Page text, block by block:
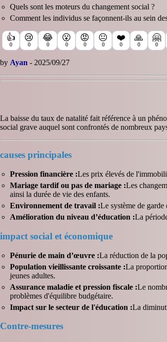
Quels sont les moteurs du changement social ?
Comment les individus se façonnent-ils au sein
👍
0
😢
0
😂
0
😮
0
😡
0
😐
0
❤️
0
🙏
0
🤗
0
by Ayan - 2025/09/27
La baisse du taux de natalité fait référence à un
social grave auquel sont confrontés de nombreux
causes principales
Pression financière :Les prix élevés de
Mariage tardif ou pas de mariage :Les
ainsi la durée de vie des enfants.
Environnement de travail :Le système de
Amélioration du niveau d’éducation :La
impact social et économique
Pénurie de main d’œuvre :La réduction de la
Population vieillissante croissante :La
jeunes adultes.
Assurance maladie et pression fiscale :Le
problèmes d'équilibre budgétaire.
Impact sur le secteur de l'éducation :La
Contre-mesures